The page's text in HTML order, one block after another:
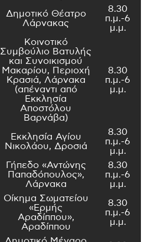
Δημοτικό Θέατρο
Λάρνακας
8.30
π.μ.-6
μ.μ.
Κοινοτικό
Συμβούλιο Βατυλής
και Συνοικισμού
Μακαρίου, Περιοχή
Κρασιά, Λάρνακα
(απέναντι από
Εκκλησία
Αποστόλου
Βαρνάβα)
8.30
π.μ.-6
μ.μ.
Εκκλησία Αγίου
Νικολάου, Δροσιά
8.30
π.μ.-6
μ.μ.
Γήπεδο «Αντώνης
Παπαδόπουλος»,
Λάρνακα
8.30
π.μ.-6
μ.μ.
Οίκημα Σωματείου
«Ερμής
Αραδίππου»,
Αραδίππου
8.30
π.μ.-6
μ.μ.